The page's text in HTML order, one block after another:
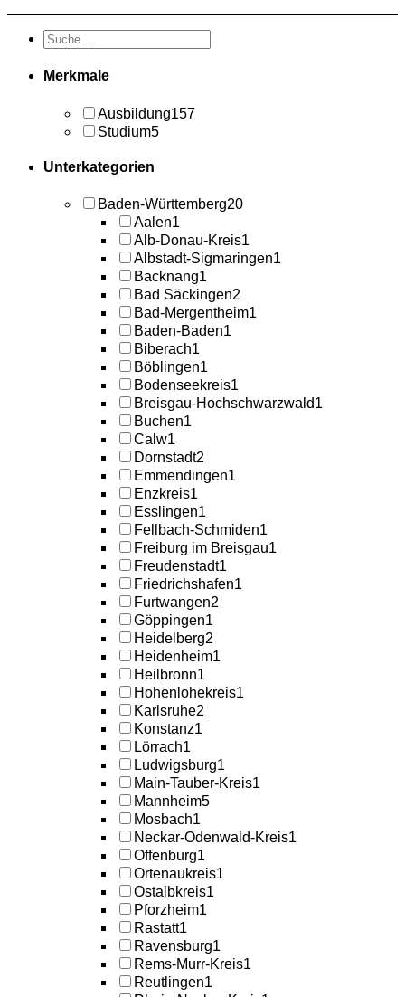
Merkmale
Ausbildung157
Studium5
Unterkategorien
Baden-Württemberg20
Aalen1
Alb-Donau-Kreis1
Albstadt-Sigmaringen1
Backnang1
Bad Säckingen2
Bad-Mergentheim1
Baden-Baden1
Biberach1
Böblingen1
Bodenseekreis1
Breisgau-Hochschwarzwald1
Buchen1
Calw1
Dornstadt2
Emmendingen1
Enzkreis1
Esslingen1
Fellbach-Schmiden1
Freiburg im Breisgau1
Freudenstadt1
Friedrichshafen1
Furtwangen2
Göppingen1
Heidelberg2
Heidenheim1
Heilbronn1
Hohenlohekreis1
Karlsruhe2
Konstanz1
Lörrach1
Ludwigsburg1
Main-Tauber-Kreis1
Mannheim5
Mosbach1
Neckar-Odenwald-Kreis1
Offenburg1
Ortenaukreis1
Ostalbkreis1
Pforzheim1
Rastatt1
Ravensburg1
Rems-Murr-Kreis1
Reutlingen1